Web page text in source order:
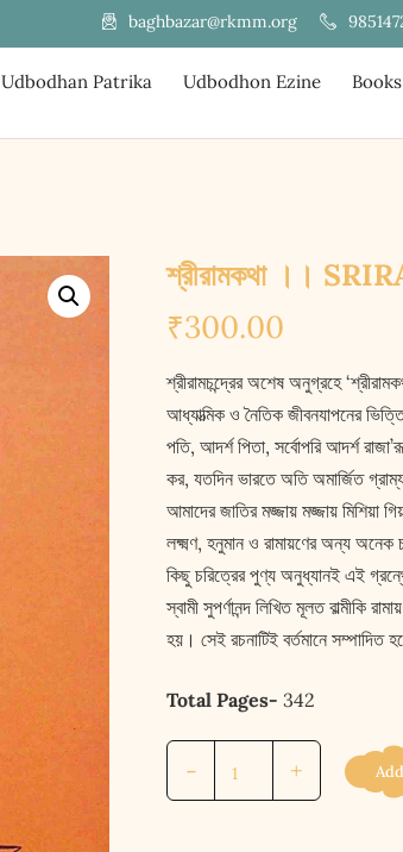
baghbazar@rkmm.org
Udbodhan Patrika Udbodhon Ezine Books
শ্রীরামকথা ।।
₹300.00
শ্রীরামচন্দ্রের অশেষ অনুগ্রহে
আধ্যাত্মিক ও নৈতিক জীবনযাপনের
পতি, আদর্শ পিতা, সর্বোপরি আদর্শ
কর, যতদিন ভারতে অতি অমার্জিত
আমাদের জাতির মজ্জায় মজ্জায় মিশিয়া
লক্ষ্মণ, হনুমান ও রামায়ণের অন্য
কিছু চরিত্রের পুণ্য অনুধ্যানই এই
স্বামী সুপর্ণানন্দ লিখিত মূলত বাল্মীকি
হয়। সেই রচনাটিই বর্তমানে সম্পাদিত
Total Pages-342
- +